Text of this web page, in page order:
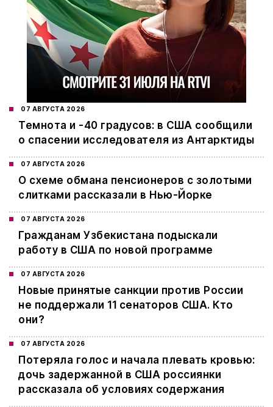
07 АВГУСТА 2026
Темнота и -40 градусов: в США сообщили
о спасении исследователя из Антарктиды
07 АВГУСТА 2026
О схеме обмана пенсионеров с золотыми
слитками рассказали в Нью-Йорке
07 АВГУСТА 2026
Гражданам Узбекистана подыскали
работу в США по новой программе
07 АВГУСТА 2026
Новые принятые санкции против России
не поддержали 11 сенаторов США. Кто
они?
07 АВГУСТА 2026
Потеряла голос и начала плевать кровью:
дочь задержанной в США россиянки
рассказала об условиях содержания